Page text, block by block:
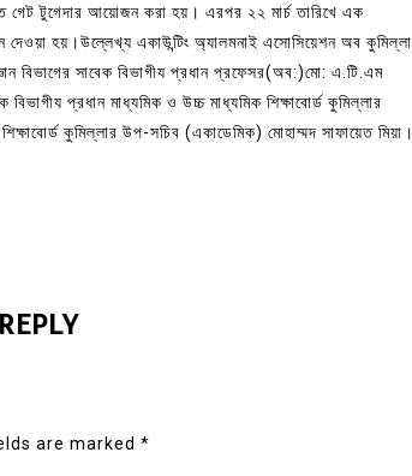
গেট টুগেদার আয়োজন করা হয়। এরপর ২২ মার্চ তারিখে এক
দেওয়া হয়।উল্লেখ্য একাউন্টিং অ্যালমনাই এসোসিয়েশন অব কুমিল্লা
বিভাগের সাবেক বিভাগীয প্রধান প্রফেসর(অব:)মো: এ.টি.এম
প্রধান মাধ্যমিক ও ‍উচ্চ মাধ্যমিক শিক্ষাবোর্ড কুমিল্লার
কুমিল্লার উপ-সচিব (একাডেমিক) মোহাম্মদ সাফায়েত মিয়া।
are marked *